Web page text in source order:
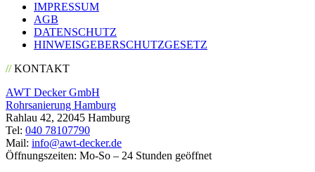
IMPRESSUM
AGB
DATENSCHUTZ
HINWEISGEBERSCHUTZGESETZ
//KONTAKT
AWT Decker GmbH
Rohrsanierung Hamburg
Rahlau 42, 22045 Hamburg
Tel: 040 78107790
Mail: info@awt-decker.de
Öffnungszeiten: Mo-So – 24 Stunden geöffnet